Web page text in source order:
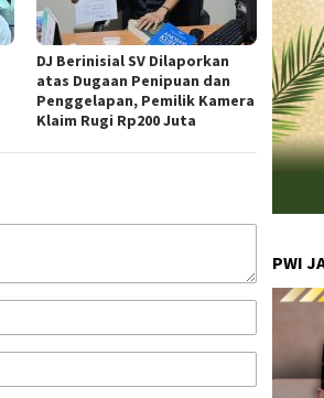
DJ Berinisial SV Dilaporkan
atas Dugaan Penipuan dan
Penggelapan, Pemilik Kamera
Klaim Rugi Rp200 Juta
PWI